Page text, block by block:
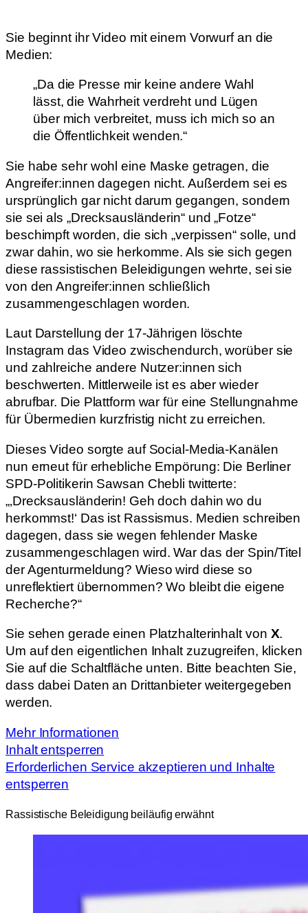
Sie beginnt ihr Video mit einem Vorwurf an die
Medien:
„Da die Presse mir keine andere Wahl
lässt, die Wahrheit verdreht und Lügen
über mich verbreitet, muss ich mich so an
die Öffentlichkeit wenden.“
Sie habe sehr wohl eine Maske getragen, die
Angreifer:innen dagegen nicht. Außerdem sei es
ursprünglich gar nicht darum gegangen, sondern
sie sei als „Drecksausländerin“ und „Fotze“
beschimpft worden, die sich „verpissen“ solle, und
zwar dahin, wo sie herkomme. Als sie sich gegen
diese rassistischen Beleidigungen wehrte, sei sie
von den Angreifer:innen schließlich
zusammengeschlagen worden.
Laut Darstellung der 17-Jährigen löschte
Instagram das Video zwischendurch, worüber sie
und zahlreiche andere Nutzer:innen sich
beschwerten. Mittlerweile ist es aber wieder
abrufbar. Die Plattform war für eine Stellungnahme
für Übermedien kurzfristig nicht zu erreichen.
Dieses Video sorgte auf Social-Media-Kanälen
nun erneut für erhebliche Empörung: Die Berliner
SPD-Politikerin Sawsan Chebli twitterte:
„‚Drecksausländerin! Geh doch dahin wo du
herkommst!‘ Das ist Rassismus. Medien schreiben
dagegen, dass sie wegen fehlender Maske
zusammengeschlagen wird. War das der Spin/Titel
der Agenturmeldung? Wieso wird diese so
unreflektiert übernommen? Wo bleibt die eigene
Recherche?“
Sie sehen gerade einen Platzhalterinhalt von X.
Um auf den eigentlichen Inhalt zuzugreifen, klicken
Sie auf die Schaltfläche unten. Bitte beachten Sie,
dass dabei Daten an Drittanbieter weitergegeben
werden.
Mehr Informationen
Inhalt entsperren
Erforderlichen Service akzeptieren und Inhalte
entsperren
Rassistische Beleidigung beiläufig erwähnt